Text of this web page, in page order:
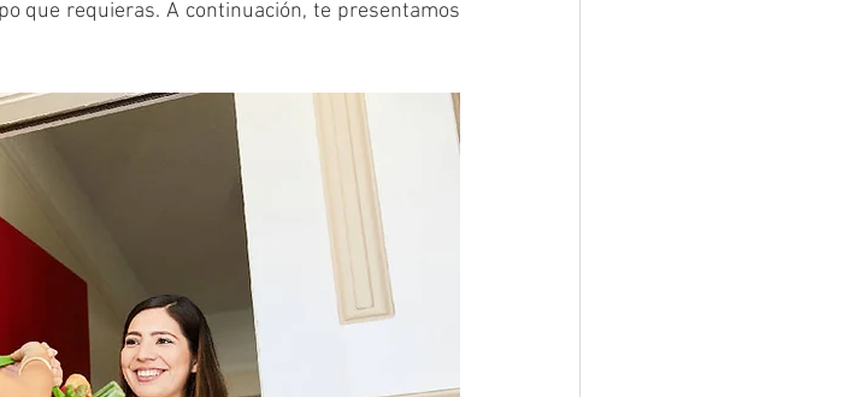
que requieras. A continuación, te presentamos